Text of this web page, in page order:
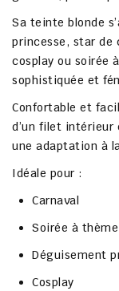
Sa teinte blonde
princesse, star de
cosplay ou soirée
sophistiquée et
Confortable et
d’un filet intérieur
une adaptation à
Idéale pour :
Carnaval
Soirée à thème
Déguisement
Cosplay